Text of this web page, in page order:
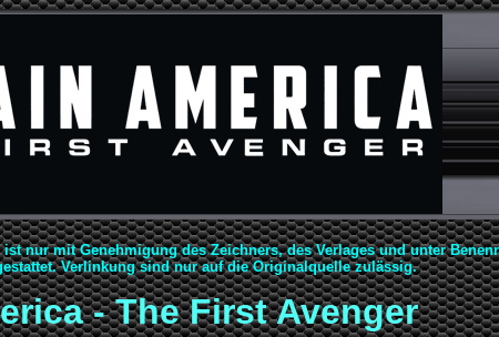
nur mit Genehmigung des Zeichners, des Verlages und unter
Verlinkung sind nur auf die Originalquelle zulässig.
- The First Avenger